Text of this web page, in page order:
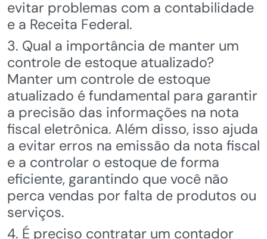
evitar problemas com a contabilidade
e a Receita Federal.
3. Qual a importância de manter um
controle de estoque atualizado?
Manter um controle de estoque
atualizado é fundamental para garantir
a precisão das informações na nota
fiscal eletrônica. Além disso, isso ajuda
a evitar erros na emissão da nota fiscal
e a controlar o estoque de forma
eficiente, garantindo que você não
perca vendas por falta de produtos ou
serviços.
4. É preciso contratar um contador